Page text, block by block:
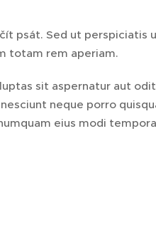
psát. Sed ut perspiciatis
totam rem aperiam.
sit aspernatur aut
neque porro
eius modi